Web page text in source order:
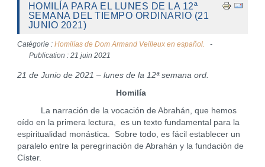
HOMILÍA PARA EL LUNES DE LA 12ª
SEMANA DEL TIEMPO ORDINARIO (21
JUNIO 2021)
Catégorie : Homilías de Dom Armand Veilleux en español.
Publication : 21 juin 2021
21 de Junio de 2021 – lunes de la 12ª semana ord.
Homilía
La narración de la vocación de Abrahán, que hemos
oído en la primera lectura, es un texto fundamental para la
espiritualidad monástica. Sobre todo, es fácil establecer un
paralelo entre la peregrinación de Abrahán y la fundación de
Císter.